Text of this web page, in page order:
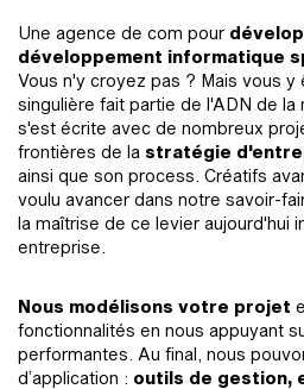
Une agence de com pour
développement informatique
Vous n'y croyez pas ? Mais vous
singulière fait partie de l'ADN de la
s'est écrite avec de nombreux
frontières de la stratégie
ainsi que son process. Créatifs
voulu avancer dans notre savoir-
la maîtrise de ce levier aujourd'hui
entreprise.
Nous modélisons votre projet
fonctionnalités en nous appuyant
performantes. Au final, nous
d’application : outils de gestion,